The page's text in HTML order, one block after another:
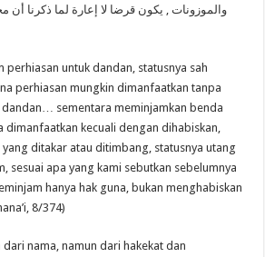
والموزونات , يكون قرضا لا إعارة لما ذكرنا أن
perhiasan untuk dandan, statusnya sah
perhiasan mungkin dimanfaatkan tanpa
dandan… sementara meminjamkan benda
dimanfaatkan kecuali dengan dihabiskan,
ditakar atau ditimbang, statusnya utang
sesuai apa yang kami sebutkan sebelumnya
hanya hak guna, bukan menghabiskan
8/374)
nama, namun dari hakekat dan